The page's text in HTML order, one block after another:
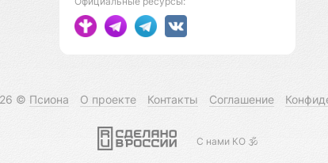
© Псиона О проекте Контакты Соглашение
С нами КО 🕉️